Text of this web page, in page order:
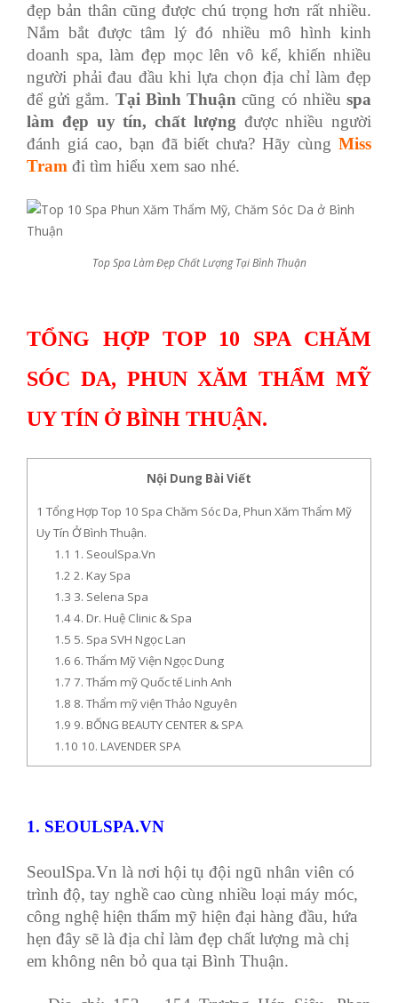
đẹp bản thân cũng được chú trọng hơn rất nhiều.
Nắm bắt được tâm lý đó nhiều mô hình kinh
doanh spa, làm đẹp mọc lên vô kể, khiến nhiều
người phải đau đầu khi lựa chọn địa chỉ làm đẹp
để gửi gắm. Tại Bình Thuận cũng có nhiềuspa
làm đẹp uy tín, chất lượng được nhiều người
đánh giá cao, bạn đã biết chưa? Hãy cùng Miss
Tram đi tìm hiểu xem sao nhé.
Top Spa Làm Đẹp Chất Lượng Tại Bình Thuận
TỔNG HỢP TOP 10 SPA CHĂM
SÓC DA, PHUN XĂM THẨM MỸ
UY TÍN Ở BÌNH THUẬN.
Nội Dung Bài Viết
1 Tổng Hợp Top 10 Spa Chăm Sóc Da, Phun Xăm Thẩm Mỹ
Uy Tín Ở Bình Thuận.
1.1 1. SeoulSpa.Vn
1.2 2. Kay Spa
1.3 3. Selena Spa
1.44. Dr. Huệ Clinic & Spa
1.5 5. Spa SVH Ngọc Lan
1.6 6. Thẩm Mỹ Viện Ngọc Dung
1.7 7. Thẩm mỹ Quốc tế Linh Anh
1.8 8. Thẩm mỹ viện Thảo Nguyên
1.9 9. BỐNG BEAUTY CENTER & SPA
1.10 10. LAVENDER SPA
1. SEOULSPA.VN
SeoulSpa.Vn là nơi hội tụ đội ngũ nhân viên có
trình độ, tay nghề cao cùng nhiều loại máy móc,
công nghệ hiện thẩm mỹ hiện đại hàng đầu, hứa
hẹn đây sẽ là địa chỉ làm đẹp chất lượng mà chị
em không nên bỏ qua tại Bình Thuận.